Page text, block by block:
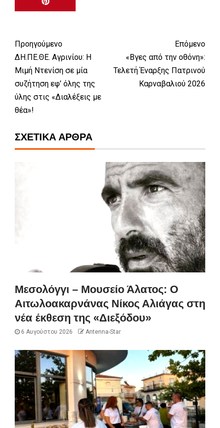
Προηγούμενο
ΔΗ.ΠΕ.ΘΕ. Αγρινίου: Η
Μιμή Ντενίση σε μία
συζήτηση εφ’ όλης της
ύλης στις «Διαλέξεις με
θέα»!
Επόμενο
«Βγες από την οθόνη»:
Τελετή Έναρξης Πατρινού
Καρναβαλιού 2026
ΣΧΕΤΙΚΆ ΆΡΘΡΑ
Μεσολόγγι – Μουσείο Άλατος: Ο
Αιτωλοακαρνάνας Νίκος Αλιάγας στη
νέα έκθεση της «Διεξόδου»
6 Αυγούστου 2026 Antenna-Star